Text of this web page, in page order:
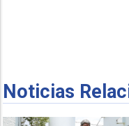
Noticias